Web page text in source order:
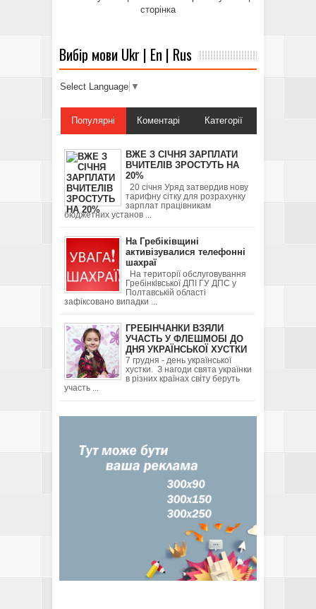
сторінка
Вибір мови Ukr | En | Rus
Select Language ▼
Популярні Коментарі Категорії
ВЖЕ З СІЧНЯ ЗАРПЛАТИ
ВЧИТЕЛІВ ЗРОСТУТЬ НА
20%
20 січня Уряд затвердив нову
тарифну сітку для розрахунку
зарплат працівникам
бюджетних установ ...
На Гребіківщині
активізувалися телефонні
шахраї
На території обслуговування
Гребінківської ДПІ ГУ ДПС у
Полтавській області
зафіксовано випадки ...
ГРЕБІНЧАНКИ ВЗЯЛИ
УЧАСТЬ У ФЛЕШМОБІ ДО
ДНЯ УКРАЇНСЬКОЇ ХУСТКИ
7 грудня - день української
хустки. З нагоди свята українки
в різних країнах світу беруть
участь ...